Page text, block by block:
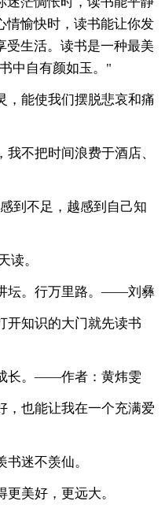
情愉快时，读书能让你发
受生活。读书是一种最美
中自有颜如玉。"
，能使我们摆脱悲哀和痛
不把时间浪费于酒店、
到不足，越感到自己知
读。
坛。行万里路。——刘彝
开知识的大门就先读书
长。——作者：黄炜雯
，也能让我在一个充满爱
迷不羡仙。
美好，更远大。